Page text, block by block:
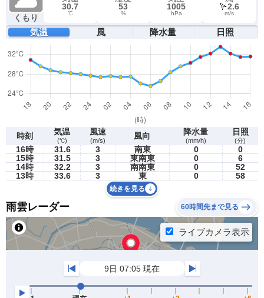
くもり
30.7
℃
53
%
1005
hPa
2.6
m/s
気温 風 降水量 日照
時刻 気温
(℃)
風速
(m/s) 風向 降水量
(mm/h)
日照
(分)
16時 31.6 3 南東 0
0
15時
31.5 3 東南東 0
6
14時
32.2 3 南南東 0
52
13時
33.6 3 東 0 58
続きを見る
雨雲レーダー 60時間先まで見る